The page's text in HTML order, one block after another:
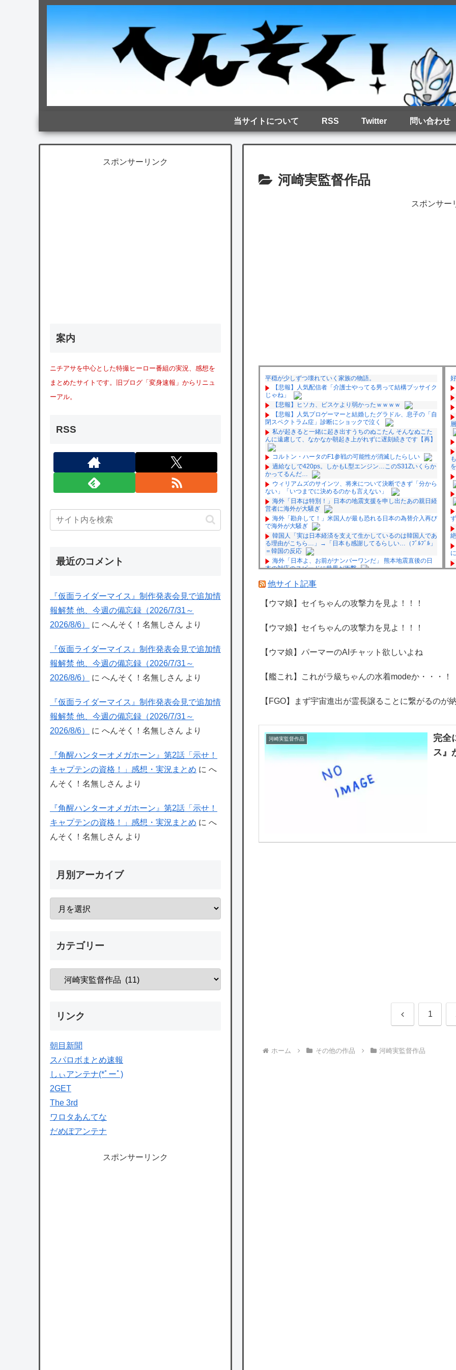
当サイトについて RSS Twitter 問い合わせ
河崎実監督作品
スポンサー
平穏が少しずつ壊れていく家族の物語。
【悲報】人気配信者「介護士やってる男って結構ブッサイク
じゃね」
【悲報】ヒソカ、ビスケより弱かったｗｗｗｗ
【悲報】人気プロゲーマーと結婚したグラドル、息子の「自
閉スペクトラム症」診断にショックで泣く
私が起きると一緒に起き出すうちのぬこたん そんなぬこた
んに遠慮して、なかなか朝起き上がれずに遅刻続きです【再】
コルトン・ハータのF1参戦の可能性が消滅したらしい
過給なしで420ps。しかもL型エンジン…このS31Zいくらか
かってるんだ…
ウィリアムズのサインツ、将来について決断できず「分から
ない」「いつまでに決めるのかも言えない」
海外「日本は特別！」日本の地震支援を申し出たあの親日経
営者に海外が大騒ぎ
海外「勘弁して！」米国人が最も恐れる日本の為替介入再び
で海外が大騒ぎ
韓国人「実は日本経済を支えて生かしているのは韓国人であ
る理由がこちら…」→「日本も感謝してるらしい…（ﾌﾞﾙﾌﾞﾙ」
＝韓国の反応
海外「日本よ、お前がナンバーワンだ」 熊本地震直後の日
本の対応のスピードに世界が衝撃
け合いだからなぁ（約100人）
黒トリガー化したんじゃねえかな。
★【ワートリ】2周目も全員でやる隊と分担でやる隊はそれ
ぞれどの位いるんだろうか特別課題消化時は別として
Powered by livedoor 相互RSS
ず
他サイト記事
【ウマ娘】セイちゃんの攻撃力を見よ！！！
【ウマ娘】セイちゃんの攻撃力を見よ！！！
【ウマ娘】パーマーのAIチャット欲しいよね
【艦これ】これがラ級ちゃんの水着modeか・・・！
【FGO】まず宇宙進出が霊長譲ることに繋がるのが
河崎実監督作品
完全
ス』
前 1
ホーム その他の作品 河崎実監督作品
スポンサーリンク
案内
ニチアサを中心とした特撮ヒーロー番組の実況、感想を
まとめたサイトです。旧ブログ「変身速報」からリニュ
ーアル。
RSS
最近のコメント
『仮面ライダーマイス』制作発表会見で追加情
報解禁 他、今週の備忘録（2026/7/31～
2026/8/6）
に へんそく！名無しさん より
『仮面ライダーマイス』制作発表会見で追加情
報解禁 他、今週の備忘録（2026/7/31～
2026/8/6）
に へんそく！名無しさん より
『仮面ライダーマイス』制作発表会見で追加情
報解禁 他、今週の備忘録（2026/7/31～
2026/8/6）
に へんそく！名無しさん より
『角醒ハンターオメガホーン』第2話「示せ！
キャプテンの資格！」感想・実況まとめ に へ
んそく！名無しさん より
『角醒ハンターオメガホーン』第2話「示せ！
キャプテンの資格！」感想・実況まとめ に へ
んそく！名無しさん より
月別アーカイブ
カテゴリー
リンク
朝目新聞
スパロボまとめ速報
しぃアンテナ(*ﾟーﾟ)
2GET
The 3rd
ワロタあんてな
だめぽアンテナ
スポンサーリンク